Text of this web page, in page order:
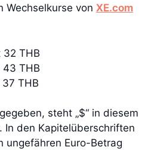
Wechselkurse von XE.com
32 THB
43 THB
37 THB
steht „$“ in diesem
In den Kapitelüberschriften
ungefähren Euro-Betrag